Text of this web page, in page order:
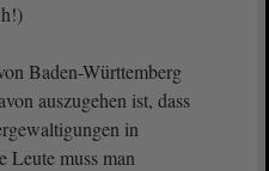
Baden-Württemberg
auszugehen ist, dass
in
Leute muss man